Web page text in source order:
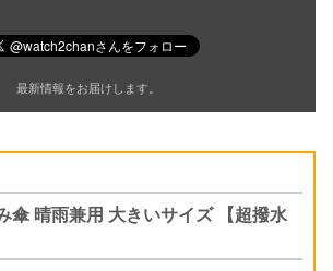
最新情報をお届けします。
傘 晴雨兼用 大きいサイズ 【超撥水